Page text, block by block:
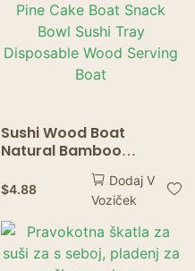
Sushi Wood Boat
Natural Bamboo
Disposable Salad
Dessert Pine Cake Boat
Snack Bowl Sushi Tray
Disposable Wood
Serving Boat
$4.88
Dodaj V
Voziček